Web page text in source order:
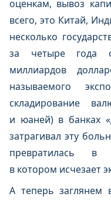
оценкам, вывоз
всего, это Китай,
несколько
за четыре года
миллиардов
называемого
складирование
и юаней) в банках
затрагивал эту
превратилась в
в котором исчезает
А теперь заглянем